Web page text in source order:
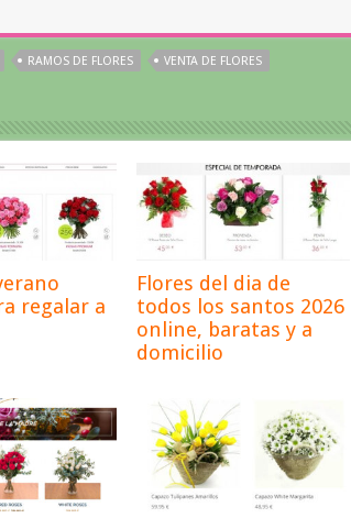
RAMOS DE FLORES VENTA DE FLORES
regalar a
Flores del dia de
todos los santos 2026
online, baratas y a
domicilio